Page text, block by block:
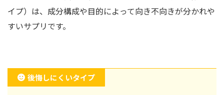
イプ）は、成分構成や目的によって向き不向きが分かれや
すいサプリです。
後悔しにくいタイプ